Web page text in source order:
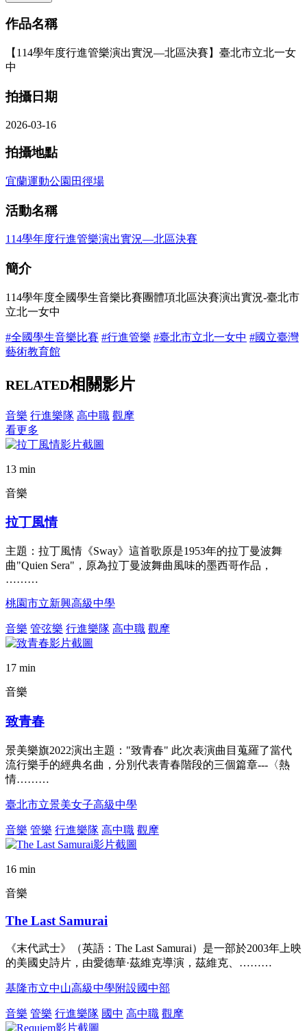
作品名稱
【114學年度行進管樂演出實況—北區決賽】臺北市立北一女
中
拍攝日期
2026-03-16
拍攝地點
宜蘭運動公園田徑場
活動名稱
114學年度行進管樂演出實況—北區決賽
簡介
114學年度全國學生音樂比賽團體項北區決賽演出實況-臺北市
立北一女中
#全國學生音樂比賽 #行進管樂 #臺北市立北一女中 #國立臺灣
藝術教育館
RELATED相關影片
音樂 行進樂隊 高中職 觀摩
看更多
13 min
音樂
拉丁風情
主題：拉丁風情《Sway》這首歌原是1953年的拉丁曼波舞
曲"Quien Sera"，原為拉丁曼波舞曲風味的墨西哥作品，
………
桃園市立新興高級中學
音樂 管弦樂 行進樂隊 高中職 觀摩
17 min
音樂
致青春
景美樂旗2022演出主題："致青春" 此次表演曲目蒐羅了當代
流行樂手的經典名曲，分別代表青春階段的三個篇章---〈熱
情………
臺北市立景美女子高級中學
音樂 管樂 行進樂隊 高中職 觀摩
16 min
音樂
The Last Samurai
《末代武士》（英語：The Last Samurai）是一部於2003年上映
的美國史詩片，由愛德華·茲維克導演，茲維克、………
基隆市立中山高級中學附設國中部
音樂 管樂 行進樂隊 國中 高中職 觀摩